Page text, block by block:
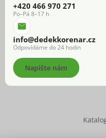
+420 466 970 271
Po–Pá 8–17 h
info@dedekkorenar.cz
Odpovídáme do 24 hodin
Napište nám